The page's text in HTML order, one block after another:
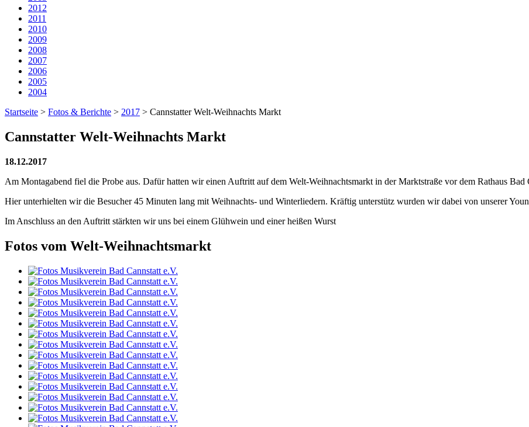
2012
2011
2010
2009
2008
2007
2006
2005
2004
Startseite > Fotos & Berichte > 2017 > Cannstatter Welt-Weihnachts Markt
Cannstatter Welt-Weihnachts Markt
18.12.2017
Am Montagabend fiel die Probe aus. Dafür hatten wir einen Auftritt auf dem Welt-Weihnachtsmarkt in der Marktstraße vor dem Rathaus Bad
Hier unterhielten wir die Besucher 45 Minuten lang mit Weihnachts- und Winterliedern. Kräftig unterstütz wurden wir dabei von unserer
Im Anschluss an den Auftritt stärkten wir uns bei einem Glühwein und einer heißen Wurst
Fotos vom Welt-Weihnachtsmarkt